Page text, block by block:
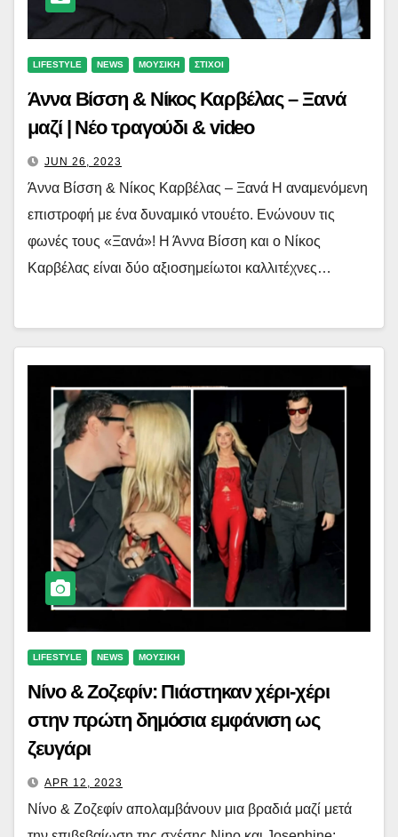
LIFESTYLE NEWS ΜΟΥΣΙΚΗ ΣΤΙΧΟΙ
Άννα Βίσση & Νίκος Καρβέλας – Ξανά
μαζί | Νέο τραγούδι & video
JUN 26, 2023
Άννα Βίσση & Νίκος Καρβέλας – Ξανά Η αναμενόμενη
επιστροφή με ένα δυναμικό ντουέτο. Ενώνουν τις
φωνές τους «Ξανά»! Η Άννα Βίσση και ο Νίκος
Καρβέλας είναι δύο αξιοσημείωτοι καλλιτέχνες…
LIFESTYLE NEWS ΜΟΥΣΙΚΗ
Νίνο & Ζοζεφίν: Πιάστηκαν χέρι-χέρι
στην πρώτη δημόσια εμφάνιση ως
ζευγάρι
APR 12, 2023
Νίνο & Ζοζεφίν απολαμβάνουν μια βραδιά μαζί μετά